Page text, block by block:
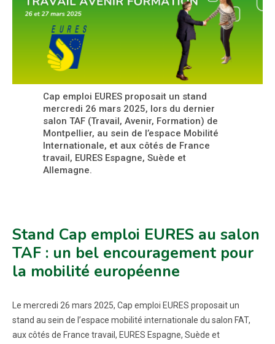
Cap emploi EURES proposait un stand
mercredi 26 mars 2025, lors du dernier
salon TAF (Travail, Avenir, Formation) de
Montpellier, au sein de l’espace Mobilité
Internationale, et aux côtés de France
travail, EURES Espagne, Suède et
Allemagne.
Stand Cap emploi EURES au salon
TAF : un bel encouragement pour
la mobilité européenne
Le mercredi 26 mars 2025, Cap emploi EURES proposait un
stand au sein de l’espace mobilité internationale du salon FAT,
aux côtés de France travail, EURES Espagne, Suède et